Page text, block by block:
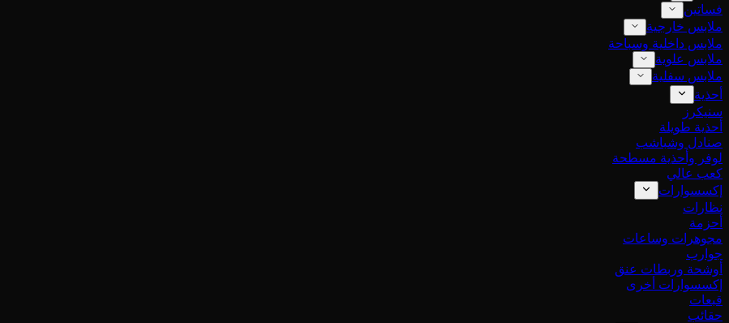
فساتين
ملابس خارجية
ملابس داخلية وسباحة
ملابس علوية
ملابس سفلية
أحذية
سنيكرز
أحذية طويلة
صنادل وشباشب
لوفر وأحذية مسطحة
كعب عالي
إكسسوارات
نظارات
أحزمة
مجوهرات وساعات
جوارب
أوشحة وربطات عنق
إكسسوارات أخرى
قبعات
حقائب